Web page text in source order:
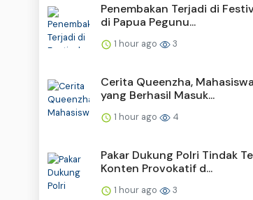
Penembakan Terjadi di
di Papua Pegunu...
1 hour ago 3
Cerita Queenzha,
yang Berhasil Masuk...
1 hour ago 4
Pakar Dukung Polri Tindak
Konten Provokatif d...
1 hour ago 3